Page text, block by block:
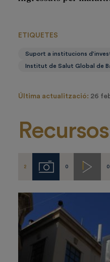
ETIQUETES
Suport a institucions
Institut de Salut Global de
Última actualització: 26
Recursos
2 Imágenes
0 Videos
0